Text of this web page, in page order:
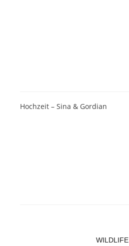
Hochzeit – Sina & Gordian
WILDLIFE